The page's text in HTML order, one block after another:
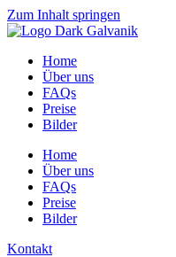
Zum Inhalt springen
Home
Über uns
FAQs
Preise
Bilder
Home
Über uns
FAQs
Preise
Bilder
Kontakt